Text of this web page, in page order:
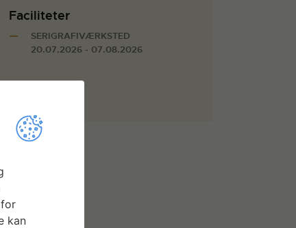
Faciliteter
SERIGRAFIVÆRKSTED
20.07.2026 - 07.08.2026
kan